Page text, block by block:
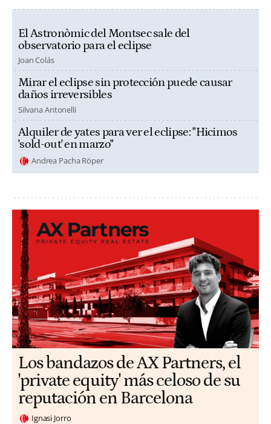
El Astronòmic del Montsec sale del
observatorio para el eclipse
Joan Colás
Mirar el eclipse sin protección puede causar
daños irreversibles
Silvana Antonelli
Alquiler de yates para ver el eclipse: "Hicimos
'sold-out' en marzo"
Andrea Pacha Röper
Los bandazos de AX Partners, el
'private equity' más celoso de su
reputación en Barcelona
Ignasi Jorro